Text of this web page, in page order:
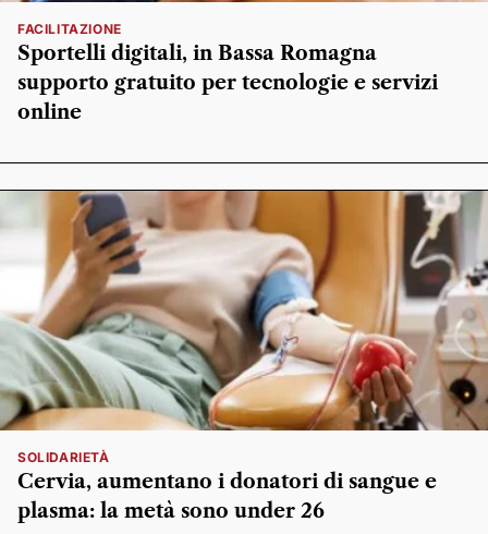
FACILITAZIONE
Sportelli digitali, in Bassa Romagna
supporto gratuito per tecnologie e servizi
online
SOLIDARIETÀ
Cervia, aumentano i donatori di sangue e
plasma: la metà sono under 26